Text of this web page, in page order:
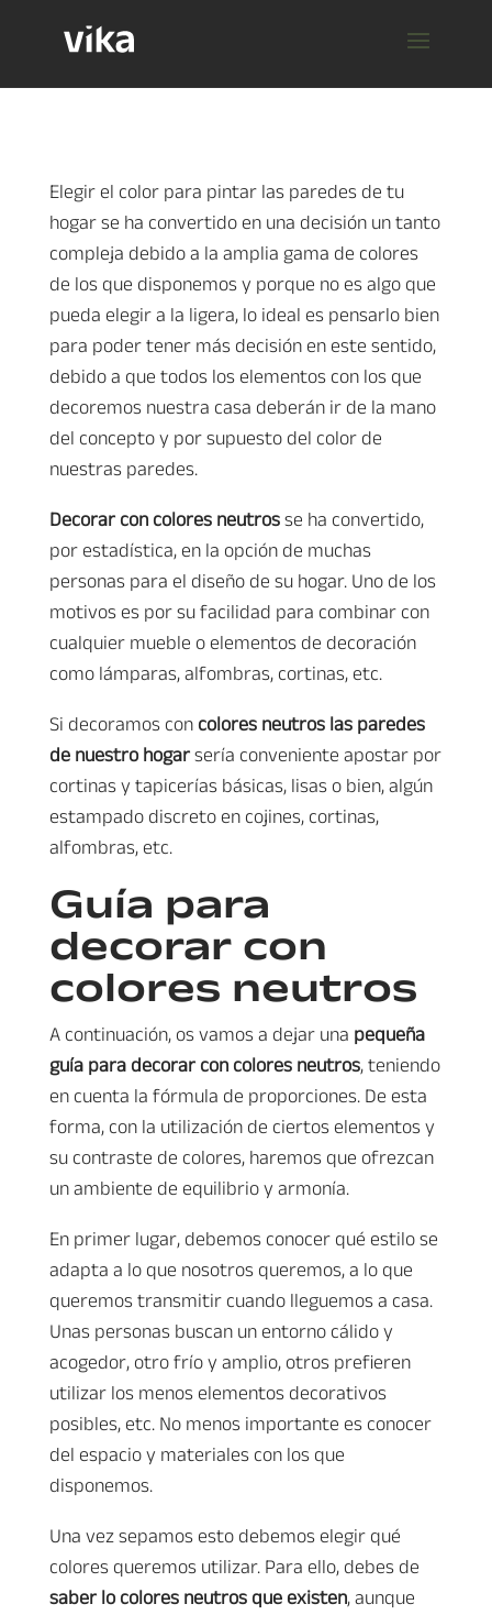
Elegir el color para pintar las paredes de tu
hogar se ha convertido en una decisión un tanto
compleja debido a la amplia gama de colores
de los que disponemos y porque no es algo que
pueda elegir a la ligera, lo ideal es pensarlo bien
para poder tener más decisión en este sentido,
debido a que todos los elementos con los que
decoremos nuestra casa deberán ir de la mano
del concepto y por supuesto del color de
nuestras paredes.
Decorar con colores neutrosse ha convertido,
por estadística, en la opción de muchas
personas para el diseño de su hogar. Uno de los
motivos es por su facilidad para combinar con
cualquier mueble o elementos de decoración
como lámparas, alfombras, cortinas, etc.
Si decoramos con colores neutros las paredes
de nuestro hogarsería conveniente apostar por
cortinas y tapicerías básicas, lisas o bien, algún
estampado discreto en cojines, cortinas,
alfombras, etc.
Guía para
decorar con
colores neutros
A continuación, os vamos a dejar una pequeña
guía para decorar con colores neutros, teniendo
en cuenta la fórmula de proporciones. De esta
forma, con la utilización de ciertos elementos y
su contraste de colores, haremos que ofrezcan
un ambiente de equilibrio y armonía.
En primer lugar, debemos conocer qué estilo se
adapta a lo que nosotros queremos, a lo que
queremos transmitir cuando lleguemos a casa.
Unas personas buscan un entorno cálido y
acogedor, otro frío y amplio, otros prefieren
utilizar los menos elementos decorativos
posibles, etc. No menos importante es conocer
del espacio y materiales con los que
disponemos.
Una vez sepamos esto debemos elegir qué
colores queremos utilizar. Para ello, debes de
saber lo colores neutros que existen, aunque